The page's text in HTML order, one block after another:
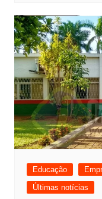
Educação
Últimas notícias